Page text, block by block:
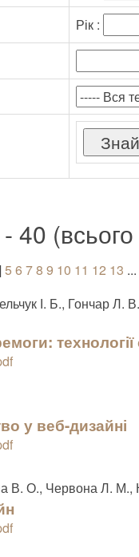
Рік :
40
5 6 78 9 10 11 12 13 ...
І. Б., Гончар Л.
у веб-дизайні
В. О., Червона Л.